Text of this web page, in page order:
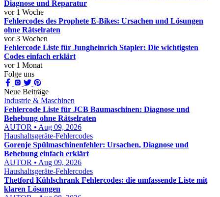
Diagnose und Reparatur
vor 1 Woche
Fehlercodes des Prophete E-Bikes: Ursachen und Lösungen
ohne Rätselraten
vor 3 Wochen
Fehlercode Liste für Jungheinrich Stapler: Die wichtigsten
Codes einfach erklärt
vor 1 Monat
Folge uns
Neue Beiträge
Industrie & Maschinen
Fehlercode Liste für JCB Baumaschinen: Diagnose und
Behebung ohne Rätselraten
AUTOR • Aug 09, 2026
Haushaltsgeräte-Fehlercodes
Gorenje Spülmaschinenfehler: Ursachen, Diagnose und
Behebung einfach erklärt
AUTOR • Aug 09, 2026
Haushaltsgeräte-Fehlercodes
Thetford Kühlschrank Fehlercodes: die umfassende Liste mit
klaren Lösungen